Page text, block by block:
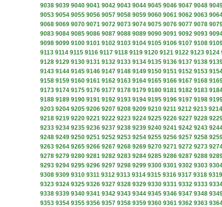
9038 9039 9040 9041 9042 9043 9044 9045 9046 9047 9048
9053 9054 9055 9056 9057 9058 9059 9060 9061 9062 9063
9068 9069 9070 9071 9072 9073 9074 9075 9076 9077 9078
9083 9084 9085 9086 9087 9088 9089 9090 9091 9092 9093
9098 9099 9100 9101 9102 9103 9104 9105 9106 9107 9108
9113 9114 9115 9116 9117 9118 9119 9120 9121 9122 9123 9124
9128 9129 9130 9131 9132 9133 9134 9135 9136 9137 9138
9143 9144 9145 9146 9147 9148 9149 9150 9151 9152 9153
9158 9159 9160 9161 9162 9163 9164 9165 9166 9167 9168
9173 9174 9175 9176 9177 9178 9179 9180 9181 9182 9183
9188 9189 9190 9191 9192 9193 9194 9195 9196 9197 9198
9203 9204 9205 9206 9207 9208 9209 9210 9211 9212 9213 9214
9218 9219 9220 9221 9222 9223 9224 9225 9226 9227 9228
9233 9234 9235 9236 9237 9238 9239 9240 9241 9242 9243
9248 9249 9250 9251 9252 9253 9254 9255 9256 9257 9258
9263 9264 9265 9266 9267 9268 9269 9270 9271 9272 9273
9278 9279 9280 9281 9282 9283 9284 9285 9286 9287 9288
9293 9294 9295 9296 9297 9298 9299 9300 9301 9302 9303
9308 9309 9310 9311 9312 9313 9314 9315 9316 9317 9318 9319
9323 9324 9325 9326 9327 9328 9329 9330 9331 9332 9333
9338 9339 9340 9341 9342 9343 9344 9345 9346 9347 9348
9353 9354 9355 9356 9357 9358 9359 9360 9361 9362 9363